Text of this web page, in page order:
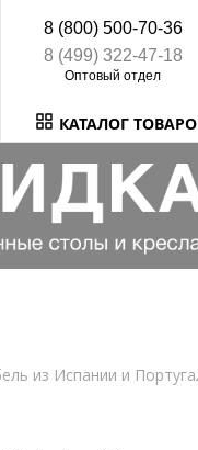
8 (800) 500-70-36
8 (499) 322-47-18
КАТАЛОГ
из Испании и